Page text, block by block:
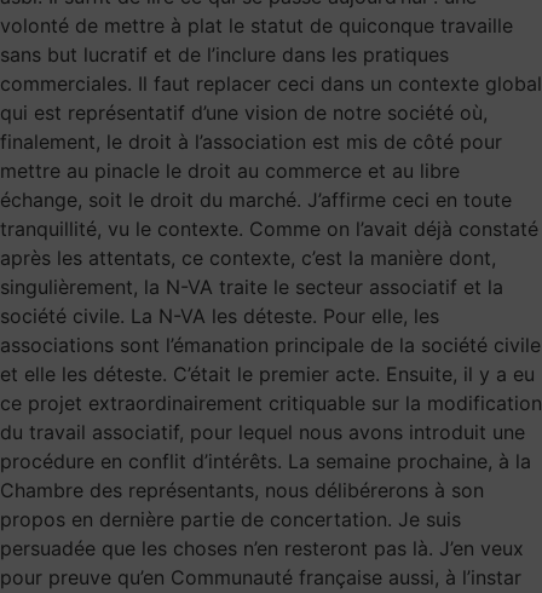
volonté de mettre à plat le statut de quiconque travaille
sans but lucratif et de l’inclure dans les pratiques
commerciales. Il faut replacer ceci dans un contexte global
qui est représentatif d’une vision de notre société où,
finalement, le droit à l’association est mis de côté pour
mettre au pinacle le droit au commerce et au libre
échange, soit le droit du marché. J’affirme ceci en toute
tranquillité, vu le contexte. Comme on l’avait déjà constaté
après les attentats, ce contexte, c’est la manière dont,
singulièrement, la N-VA traite le secteur associatif et la
société civile. La N-VA les déteste. Pour elle, les
associations sont l’émanation principale de la société civile
et elle les déteste. C’était le premier acte. Ensuite, il y a eu
ce projet extraordinairement critiquable sur la modification
du travail associatif, pour lequel nous avons introduit une
procédure en conflit d’intérêts. La semaine prochaine, à la
Chambre des représentants, nous délibérerons à son
propos en dernière partie de concertation. Je suis
persuadée que les choses n’en resteront pas là. J’en veux
pour preuve qu’en Communauté française aussi, à l’instar